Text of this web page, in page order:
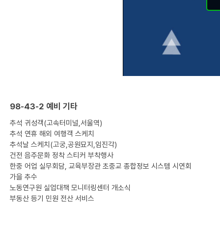
98-43-2 예비 기타
추석 귀성객(고속터미널,서울역)
추석 연휴 해외 여행객 스케치
추석날 스케치(고궁,공원묘지,임진각)
건전 음주문화 정착 스티커 부착행사
한중 어업 실무회담, 교육부장관 초중교 종합정보 시스템 시연회
가을 추수
노동연구원 실업대책 모니터링센터 개소식
부동산 등기 민원 전산 서비스